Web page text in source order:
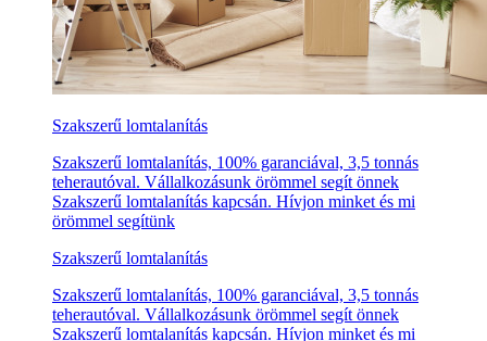
Szakszerű lomtalanítás
Szakszerű lomtalanítás, 100% garanciával, 3,5 tonnás
teherautóval. Vállalkozásunk örömmel segít önnek
Szakszerű lomtalanítás kapcsán. Hívjon minket és mi
örömmel segítünk
Szakszerű lomtalanítás
Szakszerű lomtalanítás, 100% garanciával, 3,5 tonnás
teherautóval. Vállalkozásunk örömmel segít önnek
Szakszerű lomtalanítás kapcsán. Hívjon minket és mi